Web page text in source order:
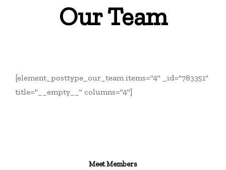
Our Team
[element_posttype_our_team items="4" _id="783351"
title="__empty__" columns="4"]
Meet Members